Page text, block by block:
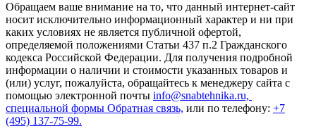
Обращаем ваше внимание на то, что данный интернет-сайт
носит исключительно информационный характер и ни при
каких условиях не является публичной офертой,
определяемой положениями Статьи 437 п.2 Гражданского
кодекса Российской Федерации. Для получения подробной
информации о наличии и стоимости указанных товаров и
(или) услуг, пожалуйста, обращайтесь к менеджеру сайта с
помощью электронной почты info@snabtehnika.ru,
специальной формы Обратная связь, или по телефону: +7
(495) 137-75-99.